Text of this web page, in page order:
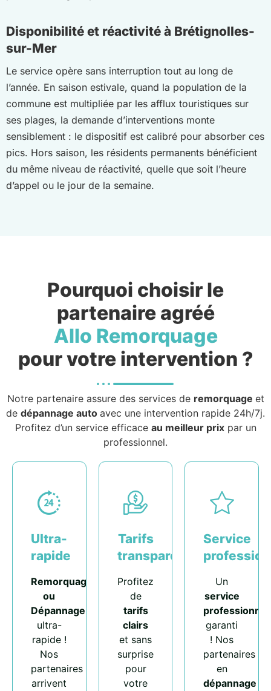
Disponibilité et réactivité à Brétignolles-
sur-Mer
Le service opère sans interruption tout au long de
l’année. En saison estivale, quand la population de la
commune est multipliée par les afflux touristiques sur
ses plages, la demande d’interventions monte
sensiblement : le dispositif est calibré pour absorber ces
pics. Hors saison, les résidents permanents bénéficient
du même niveau de réactivité, quelle que soit l’heure
d’appel ou le jour de la semaine.
Pourquoi choisir le
partenaire agréé
Allo Remorquage
pour votre intervention ?
Notre partenaire assure des services de remorquage et
de dépannage auto avec une intervention rapide 24h/7j.
Profitez d’un service efficace au meilleur prixpar un
professionnel.
Ultra-
rapide
Remorquage
ou
Dépannage
ultra-
rapide !
Nos
partenaires
arrivent
Tarifs
transparents
Profitez
de
tarifs
clairs
et sans
surprise
pour
votre
Service
Un
service
professionnel
garanti
! Nos
partenaires
en
dépannage